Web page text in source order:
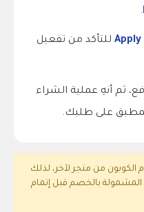
.
Apply للتأكد من تفعيل
ثم أنهِ عملية الشراء
على طلبك.
من متجر لآخر، لذلك
المشمولة بالخصم قبل إتمام